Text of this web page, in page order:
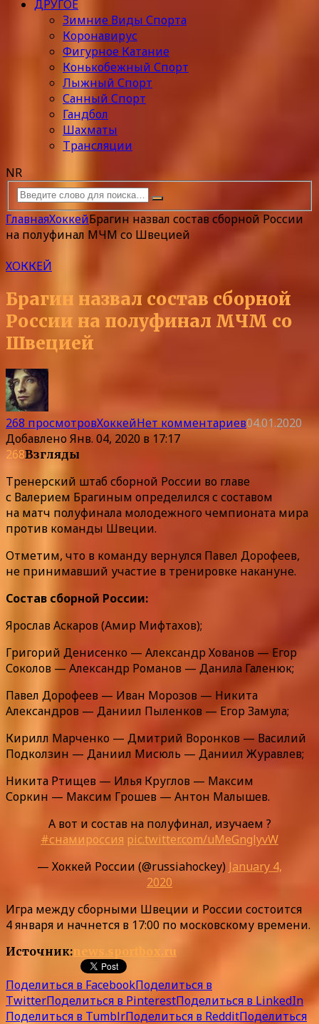
ДРУГОЕ
Зимние Виды Спорта
Коронавирус
Фигурное Катание
Конькобежный Спорт
Лыжный Спорт
Санный Спорт
Гандбол
Шахматы
Трансляции
NR
ГлавнаяХоккейБрагин назвал состав сборной России
на полуфинал МЧМ со Швецией
ХОККЕЙ
Брагин назвал состав сборной
России на полуфинал МЧМ со
Швецией
268 просмотровХоккейНет комментариев04.01.2020
ДобавленоЯнв. 04, 2020 в 17:17
268Взгляды
Тренерский штаб сборной России во главе
с Валерием Брагиным определился с составом
на матч полуфинала молодежного чемпионата мира
против команды Швеции.
Отметим, что в команду вернулся Павел Дорофеев,
не принимавший участие в тренировке накануне.
Состав сборной России:
Ярослав Аскаров (Амир Мифтахов);
Григорий Денисенко — Александр Хованов — Егор
Соколов — Александр Романов — Данила Галенюк;
Павел Дорофеев — Иван Морозов — Никита
Александров — Даниил Пыленков — Егор Замула;
Кирилл Марченко — Дмитрий Воронков — Василий
Подколзин — Даниил Мисюль — Даниил Журавлев;
Никита Ртищев — Илья Круглов — Максим
Соркин — Максим Грошев — Антон Малышев.
А вот и состав на полуфинал, изучаем ?
#снамироссия pic.twitter.com/uMeGnglyvW
— Хоккей России (@russiahockey) January 4,
2020
Игра между сборными Швеции и России состоится
4 января и начнется в 17:00 по московскому времени.
Источник:news.sportbox.ru
Поделиться в FacebookПоделиться в
TwitterПоделиться в PinterestПоделиться в LinkedIn
Поделиться в TumblrПоделиться в RedditПоделиться